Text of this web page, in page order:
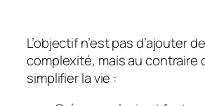
L’objectif n’est pas d’ajouter
complexité, mais au contraire
simplifier la vie :